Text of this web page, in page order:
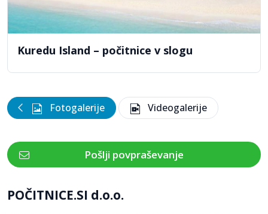
Kuredu Island – počitnice v slogu
Fotogalerije Videogalerije
Pošlji povpraševanje
POČITNICE.SI d.o.o.